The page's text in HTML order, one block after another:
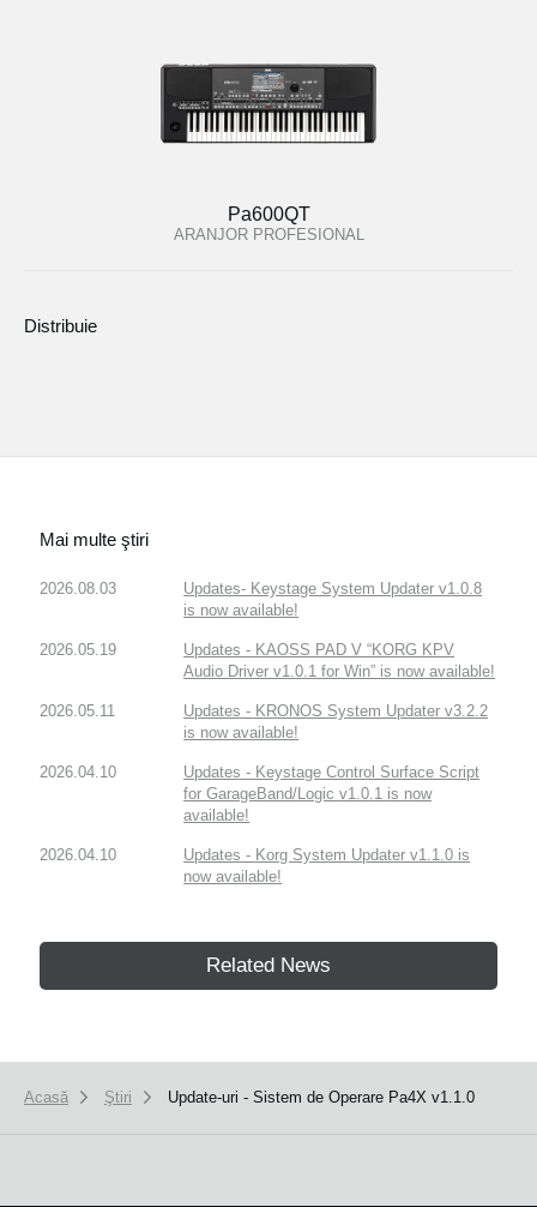
Pa600QT
ARANJOR PROFESIONAL
Distribuie
Mai multe ştiri
2026.08.03
Updates- Keystage System Updater v1.0.8
is now available!
2026.05.19
Updates - KAOSS PAD V “KORG KPV
Audio Driver v1.0.1 for Win” is now available!
2026.05.11
Updates - KRONOS System Updater v3.2.2
is now available!
2026.04.10
Updates - Keystage Control Surface Script
for GarageBand/Logic v1.0.1 is now
available!
2026.04.10
Updates - Korg System Updater v1.1.0 is
now available!
Related News
Acasă Ştiri Update-uri - Sistem de Operare Pa4X v1.1.0